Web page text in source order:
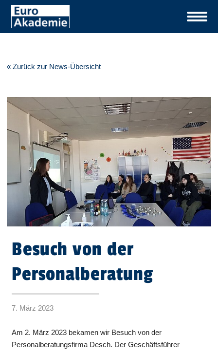
« Zurück zur News-Übersicht
Besuch von der
Personalberatung
7. März 2023
Am 2. März 2023 bekamen wir Besuch von der
Personalberatungsfirma Desch. Der Geschäftsführer